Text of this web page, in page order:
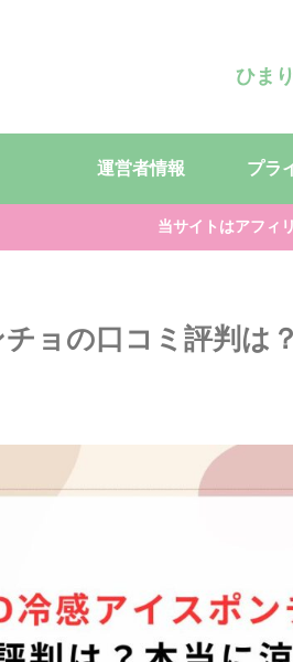
ひま
運営者情報 プラ
当サイトはアフィ
ョの口コミ評判は